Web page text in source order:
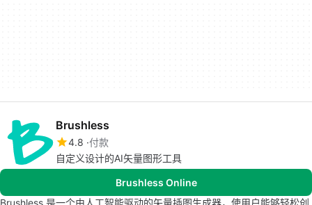
Brushless
4.8 付款
自定义设计的AI矢量图形工具
Brushless Online
Brushless 是一个由人工智能驱动的矢量插图生成器，使用户能够轻松创